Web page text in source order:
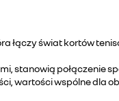
łączy świat kortów
stanowią połączenie
wartości wspólne dla